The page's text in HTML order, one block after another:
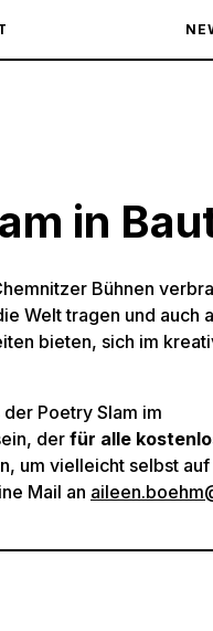
in
Bühnen
Welt tragen und auch
bieten, sich im
Poetry Slam im
der für alle
um vielleicht selbst
Mail an